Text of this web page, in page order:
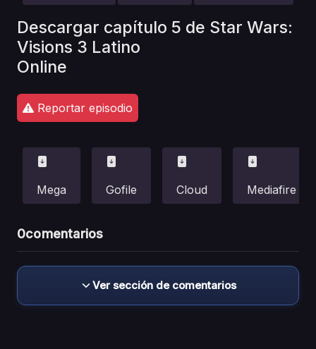
Descargar capítulo 5 de Star Wars:
Visions 3 Latino
Online
Reportar episodio
Mega Gofile Cloud Mediafire
0comentarios
Ver sección de comentarios